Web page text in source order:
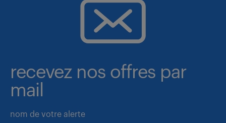
recevez nos offres par
mail
nom de votre alerte